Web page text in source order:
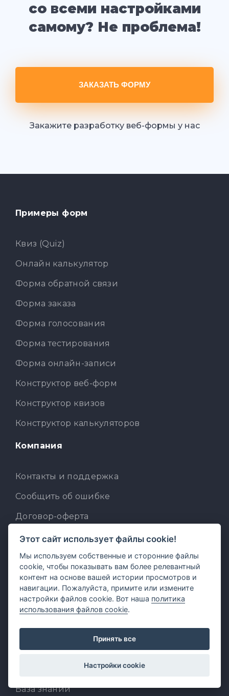
со всеми настройками
самому? Не проблема!
ЗАКАЗАТЬ ФОРМУ
Закажите разработку веб-формы у нас
Примеры форм
Квиз (Quiz)
Онлайн калькулятор
Форма обратной связи
Форма заказа
Форма голосования
Форма тестирования
Форма онлайн-записи
Конструктор веб-форм
Конструктор квизов
Конструктор калькуляторов
Компания
Контакты и поддержка
Сообщить об ошибке
Договор-оферта
Политика конфиденциальности
Политика cookie
Партнерам
Что почитать?
Новости
Блог
База знаний
Этот сайт использует файлы cookie!
Мы используем собственные и сторонние файлы
cookie, чтобы показывать вам более релевантный
контент на основе вашей истории просмотров и
навигации. Пожалуйста, примите или измените
настройки файлов cookie. Вот наша политика
использования файлов cookie.
Принять все
Настройки cookie